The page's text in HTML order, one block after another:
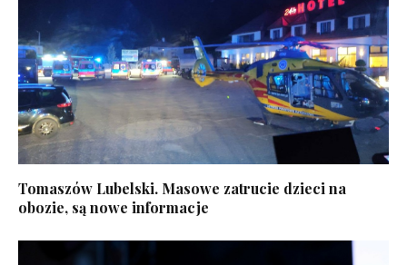
Tomaszów Lubelski. Masowe zatrucie dzieci na
obozie, są nowe informacje